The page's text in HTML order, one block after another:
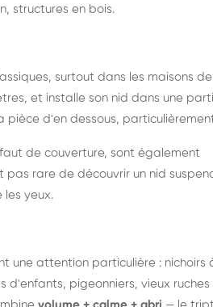
structures en bois.
surtout dans les maisons de
et installe son nid dans une
d'en dessous,
de couverture, sont également
pas rare de découvrir un nid
les yeux.
une attention particulière : nichoirs
d'enfants, pigeonniers, vieux ruches